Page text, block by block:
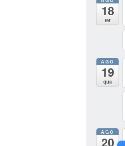
18
ter
AGO
19
qua
AGO
20